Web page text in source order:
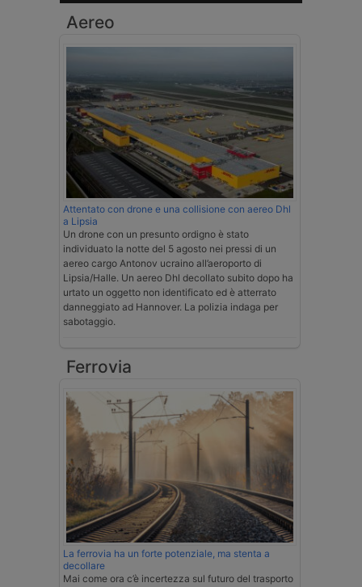
Aereo
Attentato con drone e una collisione con aereo Dhl
a Lipsia
Un drone con un presunto ordigno è stato
individuato la notte del 5 agosto nei pressi di un
aereo cargo Antonov ucraino all’aeroporto di
Lipsia/Halle. Un aereo Dhl decollato subito dopo ha
urtato un oggetto non identificato ed è atterrato
danneggiato ad Hannover. La polizia indaga per
sabotaggio.
Ferrovia
La ferrovia ha un forte potenziale, ma stenta a
decollare
Mai come ora c’è incertezza sul futuro del trasporto